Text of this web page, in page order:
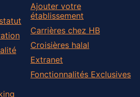
Ajouter votre
établissement
Carrières chez HB
Croisières halal
Extranet
Fonctionnalités Exclusives